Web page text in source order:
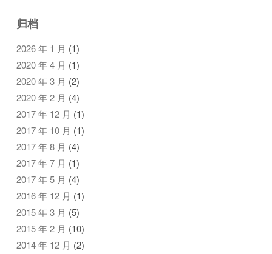
归档
2026 年 1 月 (1)
2020 年 4 月 (1)
2020 年 3 月 (2)
2020 年 2 月 (4)
2017 年 12 月 (1)
2017 年 10 月 (1)
2017 年 8 月 (4)
2017 年 7 月 (1)
2017 年 5 月 (4)
2016 年 12 月 (1)
2015 年 3 月 (5)
2015 年 2 月 (10)
2014 年 12 月 (2)